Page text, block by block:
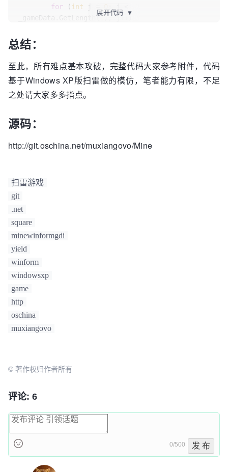
for ( int
_gameData.GetLength(1); j++)
j].Draw(_bufferGraphics);
    _wndGraphics.DrawImage(_buffer,
new
_gameFieldOffset.Height));
}
展开代码 ▼
总结：
至此，所有难点基本攻破，完整代码大家参考附件，代码
基于Windows XP版扫雷做的模仿，笔者能力有限，不足
之处请大家多多指点。
源码：
http://git.oschina.net/muxiangovo/Mine
扫雷游戏
git
.net
square
minewinformgdi
yield
winform
windowsxp
game
http
oschina
muxiangovo
© 著作权归作者所有
评论: 6
0/500 发 布